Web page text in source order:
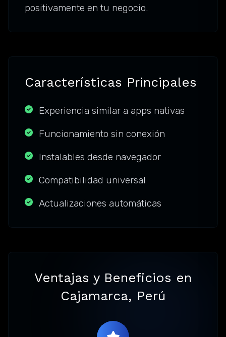
positivamente en tu negocio.
Características Principales
Experiencia similar a apps nativas
Funcionamiento sin conexión
Instalables desde navegador
Compatibilidad universal
Actualizaciones automáticas
Ventajas y Beneficios en
Cajamarca, Perú